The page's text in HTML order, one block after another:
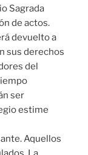
Sagrada
de actos.
devuelto a
sus derechos
del
ser
estime
Aquellos